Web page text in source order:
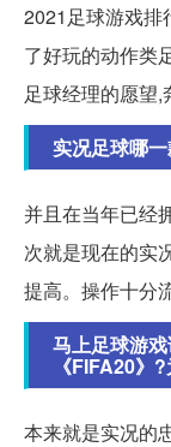
2021足球游戏排
了好玩的动作类
足球经理的愿望,
实况足球哪
并且在当年已经
次就是现在的实
提高。操作十分
马上足球游
《FIFA20》
本来就是实况的